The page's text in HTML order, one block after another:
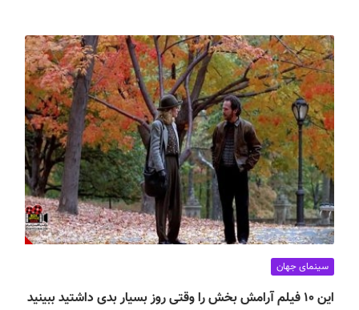
سینمای جهان
این ۱۰ فیلم آرامش بخش را وقتی روز بسیار بدی داشتید ببینید